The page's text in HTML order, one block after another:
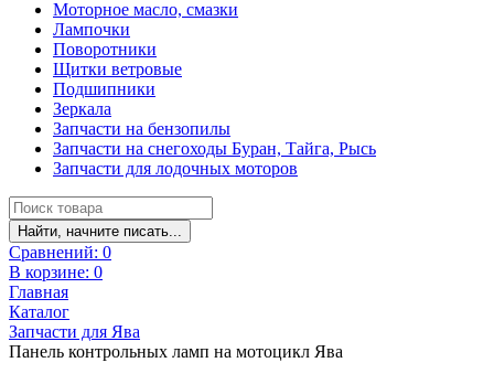
Моторное масло, смазки
Лампочки
Поворотники
Щитки ветровые
Подшипники
Зеркала
Запчасти на бензопилы
Запчасти на снегоходы Буран, Тайга, Рысь
Запчасти для лодочных моторов
Найти, начните писать...
Сравнений: 0
В корзине: 0
Главная
Каталог
Запчасти для Ява
Панель контрольных ламп на мотоцикл Ява